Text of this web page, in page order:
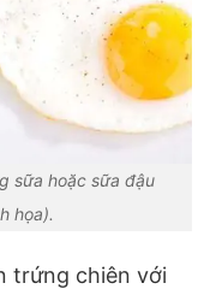
sữa hoặc sữa đậu
họa).
trứng chiên với